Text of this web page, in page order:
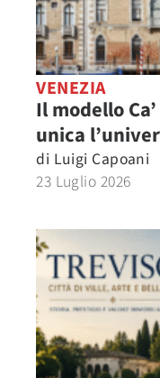
VENEZIA
Il modello
unica
di Luigi Capoani
23 Luglio 2026